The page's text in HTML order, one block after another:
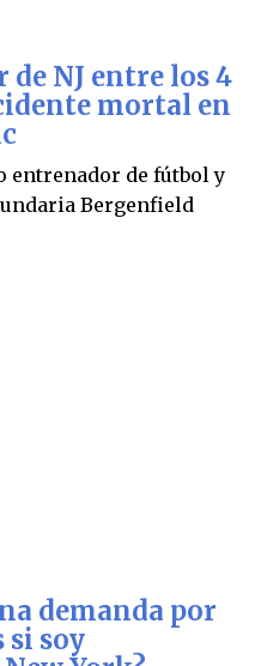
NJ entre los 4
mortal en
entrenador de fútbol y
Bergenfield
demanda por
si soy